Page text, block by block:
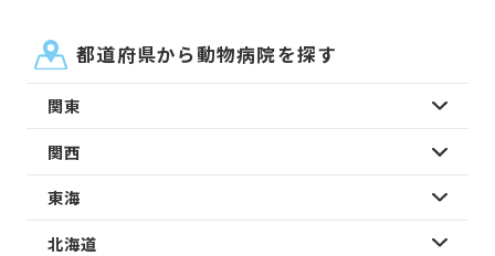
都道府県から動物病院を探す
関東
関西
東海
北海道